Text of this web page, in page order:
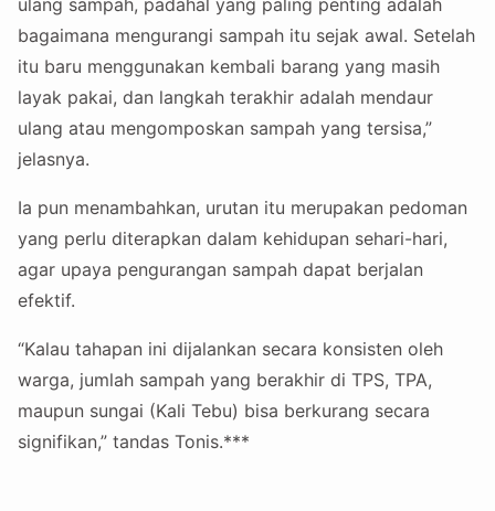
ulang sampah, padahal yang paling penting adalah
bagaimana mengurangi sampah itu sejak awal. Setelah
itu baru menggunakan kembali barang yang masih
layak pakai, dan langkah terakhir adalah mendaur
ulang atau mengomposkan sampah yang tersisa,”
jelasnya.
Ia pun menambahkan, urutan itu merupakan pedoman
yang perlu diterapkan dalam kehidupan sehari-hari,
agar upaya pengurangan sampah dapat berjalan
efektif.
“Kalau tahapan ini dijalankan secara konsisten oleh
warga, jumlah sampah yang berakhir di TPS, TPA,
maupun sungai (Kali Tebu) bisa berkurang secara
signifikan,” tandas Tonis.***